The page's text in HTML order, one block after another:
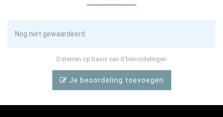
Nog niet gewaardeerd
0 sterren op basis van 0 beoordelingen
Je beoordeling toevoegen